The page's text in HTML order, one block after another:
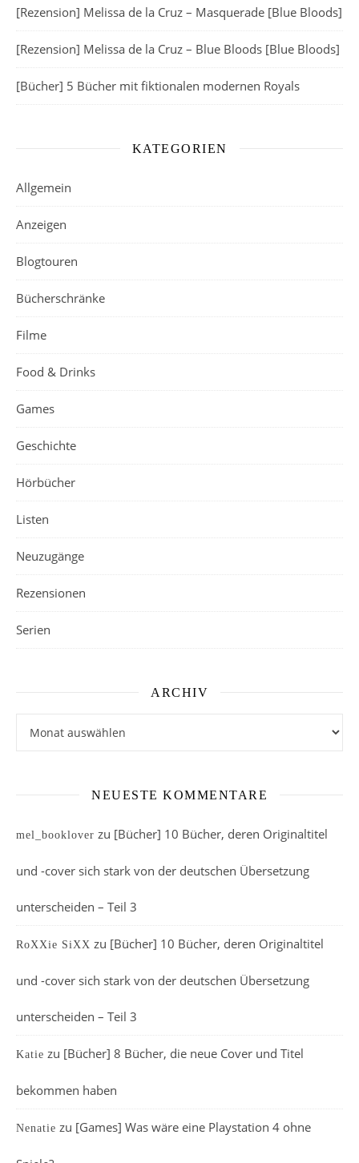
[Rezension] Melissa de la Cruz – Masquerade [Blue Bloods]
[Rezension] Melissa de la Cruz – Blue Bloods [Blue Bloods]
[Bücher] 5 Bücher mit fiktionalen modernen Royals
KATEGORIEN
Allgemein
Anzeigen
Blogtouren
Bücherschränke
Filme
Food & Drinks
Games
Geschichte
Hörbücher
Listen
Neuzugänge
Rezensionen
Serien
ARCHIV
NEUESTE KOMMENTARE
mel_booklover zu [Bücher] 10 Bücher, deren Originaltitel
und -cover sich stark von der deutschen Übersetzung
unterscheiden – Teil 3
RoXXie SiXX zu [Bücher] 10 Bücher, deren Originaltitel
und -cover sich stark von der deutschen Übersetzung
unterscheiden – Teil 3
Katie zu [Bücher] 8 Bücher, die neue Cover und Titel
bekommen haben
Nenatie zu [Games] Was wäre eine Playstation 4 ohne